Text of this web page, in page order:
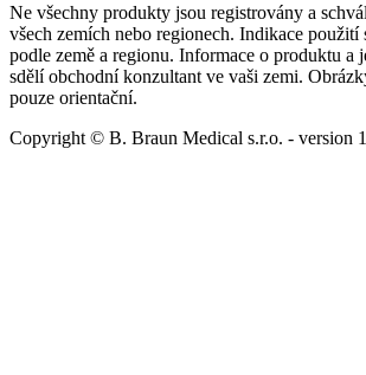
Ne všechny produkty jsou registrovány a
všech zemích nebo regionech. Indikace použití
podle země a regionu. Informace o produktu a
sdělí obchodní konzultant ve vaši zemi.
pouze orientační.
Copyright © B. Braun Medical s.r.o. - version